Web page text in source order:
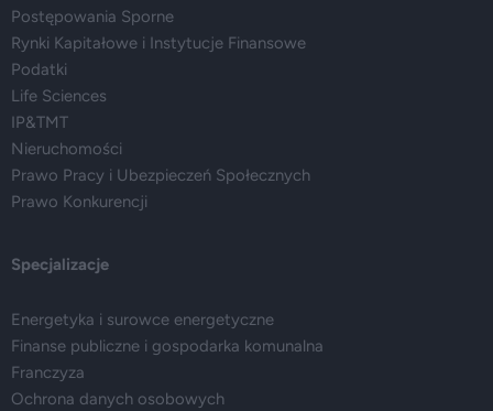
Postępowania Sporne
Rynki Kapitałowe i Instytucje Finansowe
Podatki
Life Sciences
IP&TMT
Nieruchomości
Prawo Pracy i Ubezpieczeń Społecznych
Prawo Konkurencji
Specjalizacje
Energetyka i surowce energetyczne
Finanse publiczne i gospodarka komunalna
Franczyza
Ochrona danych osobowych